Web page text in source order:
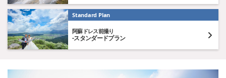
Standard Plan
阿蘇ドレス前撮り
-スタンダードプラン